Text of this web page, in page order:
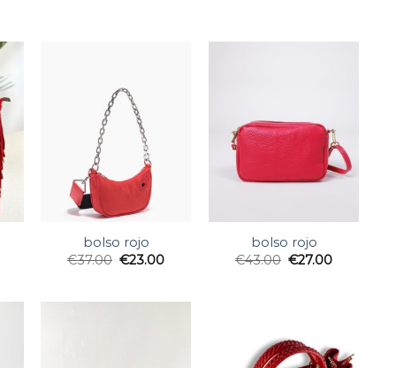
bolso rojo
€37.00 €23.00
bolso rojo
€43.00 €27.00